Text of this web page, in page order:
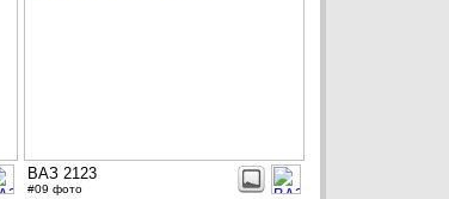
ВАЗ 2123
#09 фото